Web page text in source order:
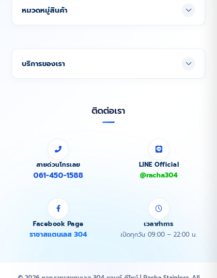
หมวดหมู่สินค้า
บริการของเรา
ติดต่อเรา
สายด่วนโทรเลย
061-450-1588
LINE Official
@racha304
Facebook Page
ราชาสแตนเลส 304
เวลาทำการ
เปิดทุกวัน 09:00 – 22:00 น.